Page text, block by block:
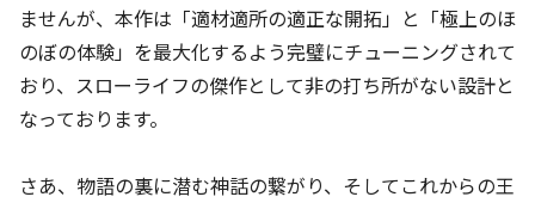
ませんが、本作は「適材適所の適正な開拓」と「極上のほ
のぼの体験」を最大化するよう完璧にチューニングされて
おり、スローライフの傑作として非の打ち所がない設計と
なっております。
さあ、物語の裏に潜む神話の繋がり、そしてこれからの王